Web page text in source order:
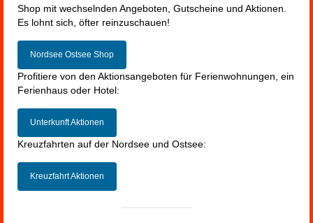
Shop mit wechselnden Angeboten, Gutscheine und Aktionen.
Es lohnt sich, öfter reinzuschauen!
Nordsee Ostsee Shop
Profitiere von den Aktionsangeboten für Ferienwohnungen, ein
Ferienhaus oder Hotel:
Unterkunft Aktionen
Kreuzfahrten auf der Nordsee und Ostsee:
Kreuzfahrt Aktionen